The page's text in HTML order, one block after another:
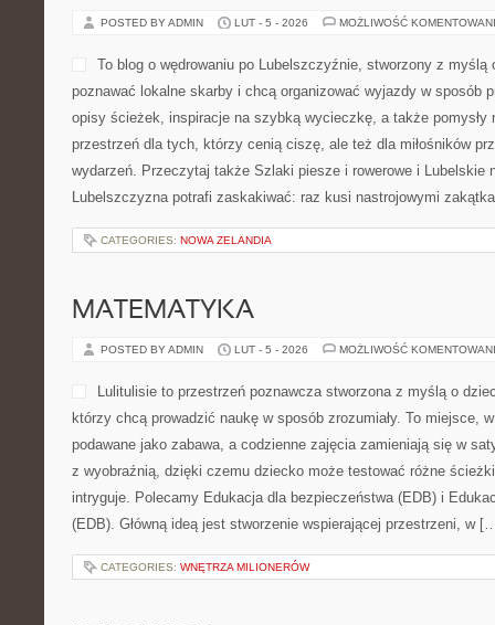
POSTED BY ADMIN LUT - 5 - 2026 MOŻLIWOŚĆ
To blog o wędrowaniu po Lubelszczyźnie, stworzony z myślą
poznawać lokalne skarby i chcą organizować wyjazdy w sposób
opisy ścieżek, inspiracje na szybką wycieczkę, a także pomysły
przestrzeń dla tych, którzy cenią ciszę, ale też dla miłośników
wydarzeń. Przeczytaj także Szlaki piesze i rowerowe i Lubelskie
Lubelszczyzna potrafi zaskakiwać: raz kusi nastrojowymi
CATEGORIES: NOWA ZELANDIA
MATEMATYKA
POSTED BY ADMIN LUT - 5 - 2026 MOŻLIWOŚĆ
Lulitulisie to przestrzeń poznawcza stworzona z myślą o
którzy chcą prowadzić naukę w sposób zrozumiały. To miejsce,
podawane jako zabawa, a codzienne zajęcia zamieniają się w
z wyobraźnią, dzięki czemu dziecko może testować różne
intryguje. Polecamy Edukacja dla bezpieczeństwa (EDB) i
(EDB). Główną ideą jest stworzenie wspierającej przestrzeni, w
CATEGORIES: WNĘTRZA MILIONERÓW